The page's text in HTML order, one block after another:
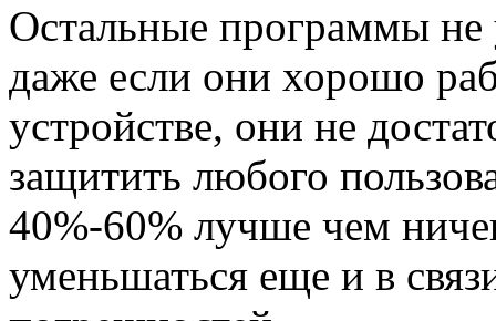
Остальные программы не
даже если они хорошо
устройстве, они не
защитить любого
40%-60% лучше чем
уменьшаться еще и в